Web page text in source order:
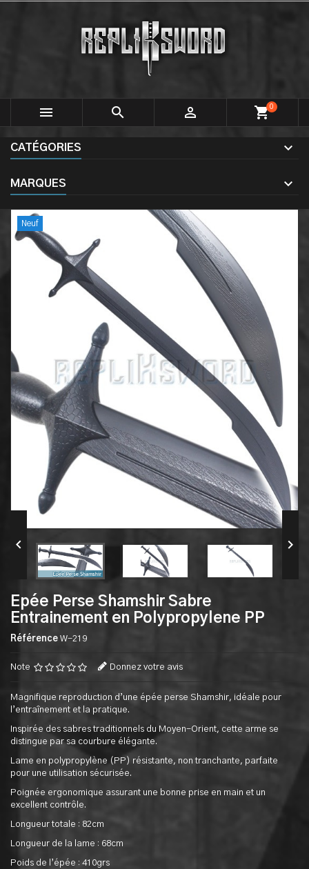
   shopping_cart0
CATÉGORIES
MARQUES
Neuf
 
Epée Perse Shamshir Sabre
Entrainement en Polypropylene PP
Référence W-219
Note Donnez votre avis
Magnifique reproduction d’une épée perse Shamshir, idéale pour
l’entraînement et la pratique.
Inspirée des sabres traditionnels du Moyen-Orient, cette arme se
distingue par sa courbure élégante.
Lame en polypropylène (PP) résistante, non tranchante, parfaite
pour une utilisation sécurisée.
Poignée ergonomique assurant une bonne prise en main et un
excellent contrôle.
Longueur totale : 82cm
Longueur de la lame : 68cm
Poids de l’épée : 410grs